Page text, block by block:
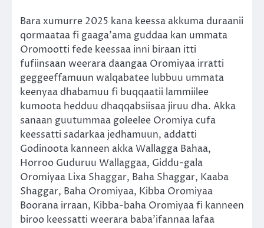
Bara xumurre 2025 kana keessa akkuma duraanii
qormaataa fi gaaga’ama guddaa kan ummata
Oromootti fede keessaa inni biraan itti
fufiinsaan weerara daangaa Oromiyaa irratti
geggeeffamuun walqabatee lubbuu ummata
keenyaa dhabamuu fi buqqaatii lammiilee
kumoota hedduu dhaqqabsiisaa jiruu dha. Akka
sanaan guutummaa goleelee Oromiya cufa
keessatti sadarkaa jedhamuun, addatti
Godinoota kanneen akka Wallagga Bahaa,
Horroo Guduruu Wallaggaa, Giddu-gala
Oromiyaa Lixa Shaggar, Baha Shaggar, Kaaba
Shaggar, Baha Oromiyaa, Kibba Oromiyaa
Boorana irraan, Kibba-baha Oromiyaa fi kanneen
biroo keessatti weerara baba’ifannaa lafaa